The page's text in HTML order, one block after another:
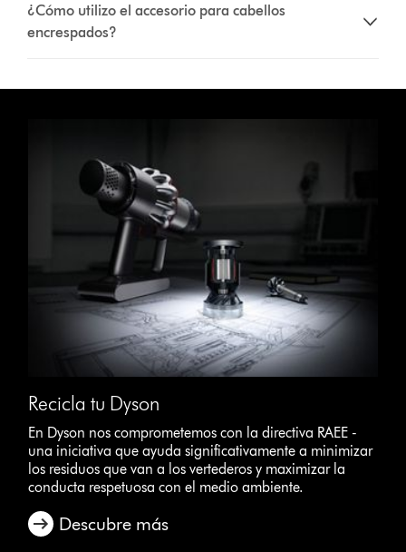
¿Cómo utilizo el accesorio para cabellos
encrespados?
Recicla tu Dyson
En Dyson nos comprometemos con la directiva RAEE -
una iniciativa que ayuda significativamente a minimizar
los residuos que van a los vertederos y maximizar la
conducta respetuosa con el medio ambiente.
Descubre más